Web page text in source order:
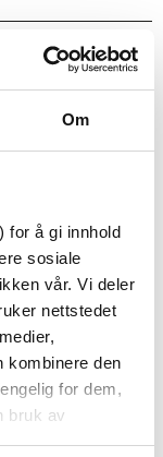
Om
for å gi innhold
sosiale
vår. Vi deler
nettstedet
kombinere den
for dem,
bruk av
Ø 26
CM
799,00
KJØP